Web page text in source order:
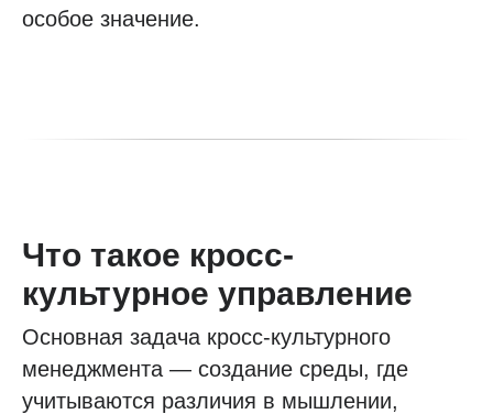
особое значение.
Что такое кросс-
культурное управление
Основная задача кросс-культурного
менеджмента — создание среды, где
учитываются различия в мышлении,